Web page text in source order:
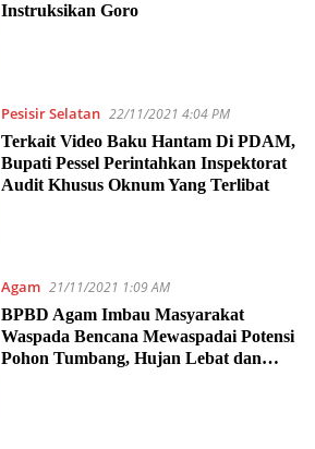
Instruksikan Goro
Pesisir Selatan 22/11/2021 4:04 PM
Terkait Video Baku Hantam Di PDAM,
Bupati Pessel Perintahkan Inspektorat
Audit Khusus Oknum Yang Terlibat
Agam 21/11/2021 1:09 AM
BPBD Agam Imbau Masyarakat
Waspada Bencana Mewaspadai Potensi
Pohon Tumbang, Hujan Lebat dan